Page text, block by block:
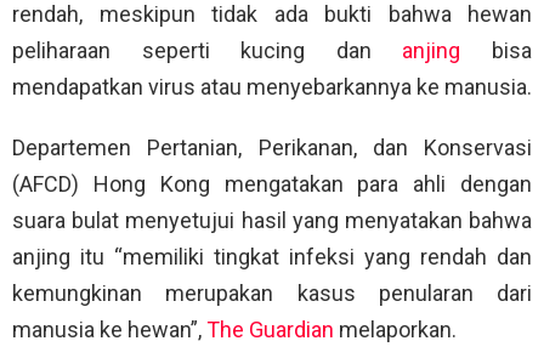
rendah, meskipun tidak ada bukti bahwa hewan
peliharaan seperti kucing dan anjing bisa
mendapatkan virus atau menyebarkannya ke manusia.
Departemen Pertanian, Perikanan, dan Konservasi
(AFCD) Hong Kong mengatakan para ahli dengan
suara bulat menyetujui hasil yang menyatakan bahwa
anjing itu “memiliki tingkat infeksi yang rendah dan
kemungkinan merupakan kasus penularan dari
manusia ke hewan”,The Guardian melaporkan.